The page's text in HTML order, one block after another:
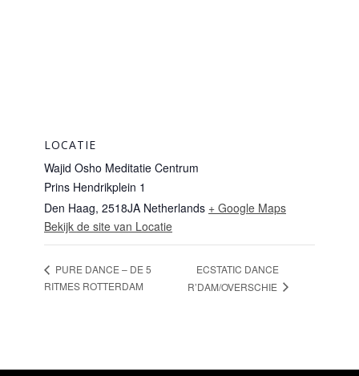
LOCATIE
Wajid Osho Meditatie Centrum
Prins Hendrikplein 1
Den Haag, 2518JA Netherlands + Google Maps
Bekijk de site van Locatie
PURE DANCE – DE 5
RITMES ROTTERDAM
ECSTATIC DANCE
R’DAM/OVERSCHIE